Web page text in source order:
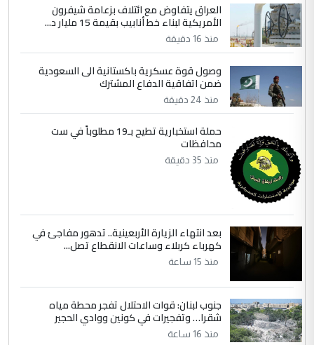
4 سردار
التعليق : واحد من عصابة علي ماما يسقط
جنسية الرافد الثالث للعراق ومن اصول عريقة
ابا فرات ...
الموضوع :
الجواهري يرد على صدام حسين سل
مضجعيك يابن الزنا (نص كامل)
سردار
التعليق : واحد من عصابة علي ماما يسقط
جنسية الرافد الثالث للعراق ومن اصول عريقة
ابا فرات ...
الموضوع :
الجواهري يرد على صدام حسين سل
مضجعيك يابن الزنا (نص كامل)
العراق يتفاوض مع ائتلاف بزعامة شيفرون
الأمريكية لبناء خط أنابيب بقيمة 15 مليار د...
منذ 16 دقيقة
وصول قوة عسكرية باكستانية الى السعودية
ضمن اتفاقية الدفاع المشترك
منذ 24 دقيقة
حملة استخبارية تطيح بـ19 مطلوباً في ست
محافظات
منذ 35 دقيقة
بعد انتهاء الزيارة الأربعينية.. تدهور مفاجئ في
كهرباء كربلاء وساعات الانقطاع تصل...
منذ 15 ساعة
جنوب لبنان: قوات الاحتلال تفجر محطة مياه
شقرا… وتفجيرات في كونين ووادي الحجير
منذ 16 ساعة